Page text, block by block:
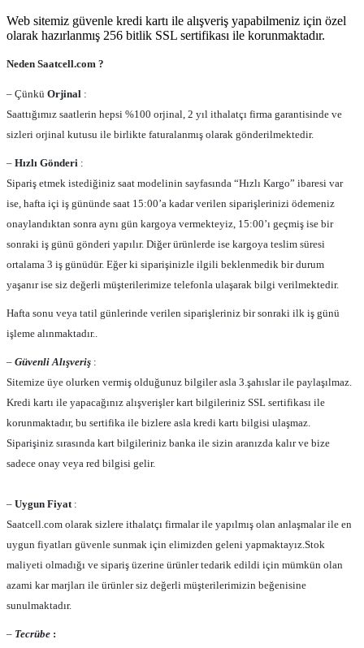
Web sitemiz güvenle kredi kartı ile alışveriş yapabilmeniz için özel
olarak hazırlanmış 256 bitlik SSL sertifikası ile korunmaktadır.
Neden Saatcell.com ?
– Çünkü Orjinal :
Saattığımız saatlerin hepsi %100 orjinal, 2 yıl ithalatçı firma garantisinde ve
sizleri orjinal kutusu ile birlikte faturalanmış olarak gönderilmektedir.
– Hızlı Gönderi :
Sipariş etmek istediğiniz saat modelinin sayfasında “Hızlı Kargo” ibaresi var
ise, hafta içi iş gününde saat 15:00’a kadar verilen siparişlerinizi ödemeniz
onaylandıktan sonra aynı gün kargoya vermekteyiz, 15:00’ı geçmiş ise bir
sonraki iş günü gönderi yapılır. Diğer ürünlerde ise kargoya teslim süresi
ortalama 3 iş günüdür. Eğer ki siparişinizle ilgili beklenmedik bir durum
yaşanır ise siz değerli müşterilerimize telefonla ulaşarak bilgi verilmektedir.
Hafta sonu veya tatil günlerinde verilen siparişleriniz bir sonraki ilk iş günü
işleme alınmaktadır..
– Güvenli Alışveriş :
Sitemize üye olurken vermiş olduğunuz bilgiler asla 3.şahıslar ile paylaşılmaz.
Kredi kartı ile yapacağınız alışverişler kart bilgileriniz SSL sertifikası ile
korunmaktadır, bu sertifika ile bizlere asla kredi kartı bilgisi ulaşmaz.
Siparişiniz sırasında kart bilgileriniz banka ile sizin aranızda kalır ve bize
sadece onay veya red bilgisi gelir.
– Uygun Fiyat :
Saatcell.com olarak sizlere ithalatçı firmalar ile yapılmış olan anlaşmalar ile en
uygun fiyatları güvenle sunmak için elimizden geleni yapmaktayız.Stok
maliyeti olmadığı ve sipariş üzerine ürünler tedarik edildi için mümkün olan
azami kar marjları ile ürünler siz değerli müşterilerimizin beğenisine
sunulmaktadır.
– Tecrübe :